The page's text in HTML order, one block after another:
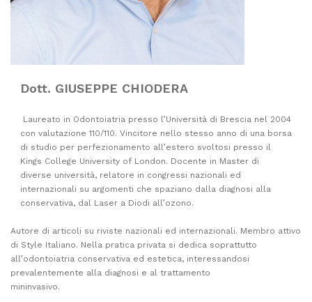
Dott. GIUSEPPE CHIODERA
Laureato in Odontoiatria presso l’Università di Brescia nel 2004
con valutazione 110/110. Vincitore nello stesso anno di una borsa
di studio per perfezionamento all’estero svoltosi presso il
Kings College University of London. Docente in Master di
diverse università, relatore in congressi nazionali ed
internazionali su argomenti che spaziano dalla diagnosi alla
conservativa, dal Laser a Diodi all’ozono.
Autore di articoli su riviste nazionali ed internazionali. Membro attivo
di Style Italiano. Nella pratica privata si dedica soprattutto
all’odontoiatria conservativa ed estetica, interessandosi
prevalentemente alla diagnosi e al trattamento
mininvasivo.